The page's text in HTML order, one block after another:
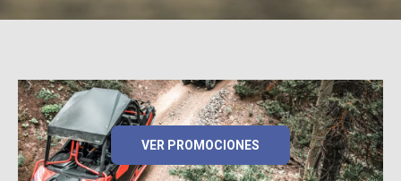
VER PROMOCIONES